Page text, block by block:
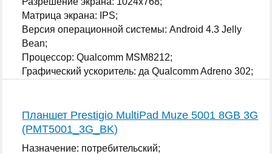
Матрица экрана: IPS;
Версия операционной системы: Android 4.3 Jelly
Bean;
Процессор: Qualcomm MSM8212;
Графический ускоритель: да Qualcomm Adreno 302;
Планшет Prestigio MultiPad Muze 5001 8GB 3G
(PMT5001_3G_BK)
Назначение: потребительский;